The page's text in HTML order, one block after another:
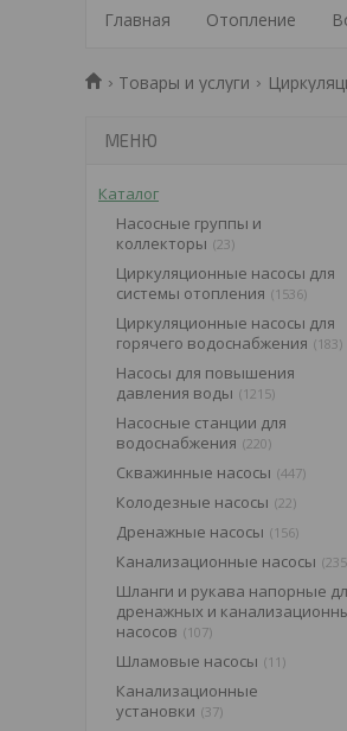
Главная Отопление
Товары и услуги
Каталог
Насосные группы и
коллекторы 23
Циркуляционные насосы для
системы отопления
1536
Циркуляционные насосы для
горячего водоснабжения
183
Насосы для повышения
давления воды
1215
Насосные станции для
водоснабжения 220
Скважинные насосы 447
Колодезные насосы 22
Дренажные насосы 156
Канализационные насосы 235
Шланги и рукава напорные
дренажных и
насосов
107
Шламовые насосы 11
Канализационные
установки 37